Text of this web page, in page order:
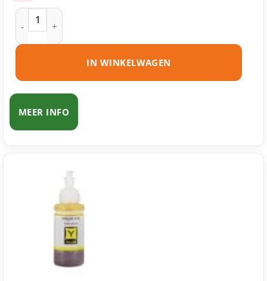
Epson 664 – T6643ecotank magenta huismerk aantal
IN WINKELWAGEN
MEER INFO